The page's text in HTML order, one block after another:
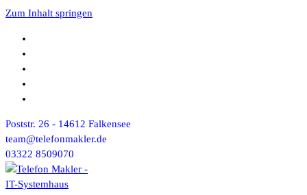
Zum Inhalt springen
Poststr. 26 - 14612 Falkensee
team@telefonmakler.de
03322 8509070